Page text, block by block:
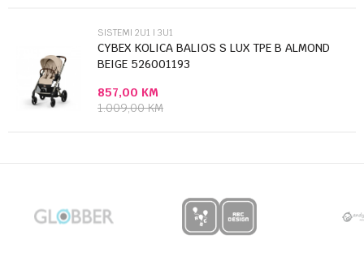
SISTEMI 2U1 I 3U1
CYBEX KOLICA BALIOS S LUX TPE B ALMOND
BEIGE 526001193
857,00 KM
1.009,00KM